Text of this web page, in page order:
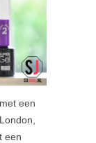
een
een